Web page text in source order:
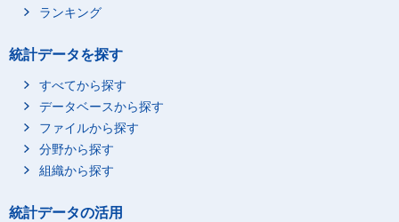
ランキング
統計データを探す
すべてから探す
データベースから探す
ファイルから探す
分野から探す
組織から探す
統計データの活用